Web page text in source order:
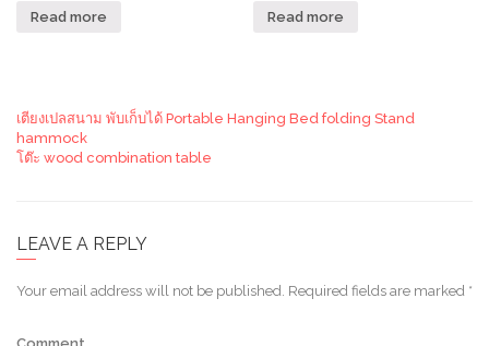
Read more Read more
เตียงเปลสนาม พับเก็บได้ Portable Hanging Bed folding Stand
hammock
โต๊ะ wood combination table
LEAVE A REPLY
Your email address will not be published. Required fields are marked *